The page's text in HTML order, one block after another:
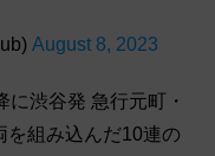
August 8, 2023
渋谷発 急行元町・
を組み込んだ10連の